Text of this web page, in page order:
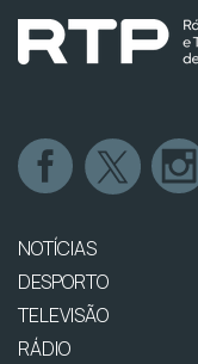
NOTÍCIAS
DESPORTO
TELEVISÃO
RÁDIO